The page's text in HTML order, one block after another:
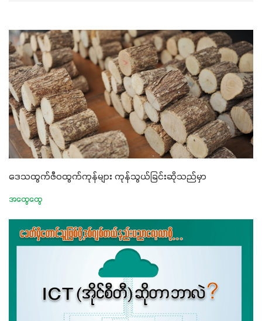
ဒေသထွက်ဇီဝထွက်ကုန်များ ကုန်သွယ်ခြင်းဆိုသည်မှာ
အထွေထွေ